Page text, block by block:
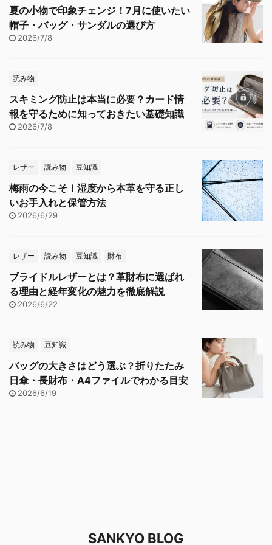
夏の小物で印象チェンジ！7月に使いたい
帽子・バッグ・サンダルの選び方
2026/7/8
読み物
スキミング防止は本当に必要？カード情
報を守るために知っておきたい基礎知識
2026/7/8
レザー 読み物 豆知識
梅雨の今こそ！湿度から本革を守る正し
いお手入れと保管方法
2026/6/29
レザー 読み物 豆知識 財布
ブライドルレザーとは？革財布に選ばれ
る理由と経年変化の魅力を徹底解説
2026/6/22
読み物 豆知識
バッグの大きさはどう選ぶ？折りたたみ
日傘・長財布・A4ファイルでわかる目安
2026/6/19
SANKYO BLOG